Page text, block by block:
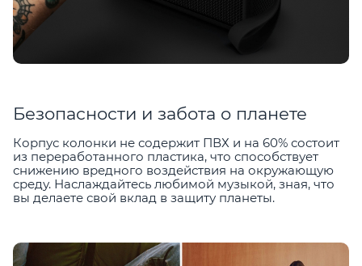
Безопасности и забота о планете
Корпус колонки не содержит ПВХ и на 60% состоит
из переработанного пластика, что способствует
снижению вредного воздействия на окружающую
среду. Наслаждайтесь любимой музыкой, зная, что
вы делаете свой вклад в защиту планеты.